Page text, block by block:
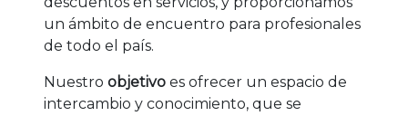
un ámbito de encuentro para profesionales
de todo el país.
Nuestro objetivo es ofrecer un espacio de
intercambio y conocimiento, que se